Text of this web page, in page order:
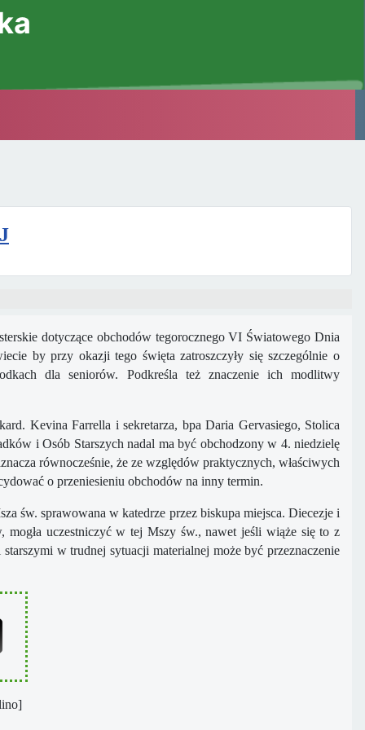
dotyczące obchodów tegorocznego VI Światowego Dnia
by przy okazji tego święta zatroszczyły się szczególnie o
dla seniorów. Podkreśla też znaczenie ich modlitwy
Kevina Farrella i sekretarza, bpa Daria Gervasiego, Stolica
i Osób Starszych nadal ma być obchodzony w 4. niedzielę
równocześnie, że ze względów praktycznych, właściwych
o przeniesieniu obchodów na inny termin.
św. sprawowana w katedrze przez biskupa miejsca. Diecezje i
mogła uczestniczyć w tej Mszy św., nawet jeśli wiąże się to z
w trudnej sytuacji materialnej może być przeznaczenie